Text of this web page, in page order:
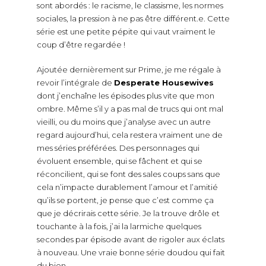
sont abordés : le racisme, le classisme, les normes
sociales, la pression à ne pas être différent.e. Cette
série est une petite pépite qui vaut vraiment le
coup d’être regardée !
Ajoutée dernièrement sur Prime, je me régale à
revoir l’intégrale de Desperate Housewives
dont j’enchaîne les épisodes plus vite que mon
ombre. Même s’il y a pas mal de trucs qui ont mal
vieilli, ou du moins que j’analyse avec un autre
regard aujourd’hui, cela restera vraiment une de
mes séries préférées. Des personnages qui
évoluent ensemble, qui se fâchent et qui se
réconcilient, qui se font des sales coups sans que
cela n’impacte durablement l’amour et l’amitié
qu’ils se portent, je pense que c’est comme ça
que je décrirais cette série. Je la trouve drôle et
touchante à la fois, j’ai la larmiche quelques
secondes par épisode avant de rigoler aux éclats
à nouveau. Une vraie bonne série doudou qui fait